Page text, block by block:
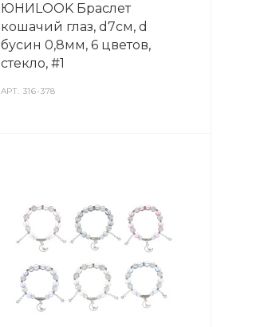
ЮНИLOOK Браслет
кошачий глаз, d7см, d
бусин 0,8мм, 6 цветов,
стекло, #1
АРТ. 316-378